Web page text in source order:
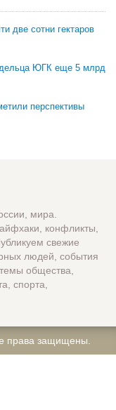
две сотни гектаров
ЮГК еще 5 млрд
перспективы
мира.
конфликты,
свежие
людей, события
общества,
спорта,
права защищены.